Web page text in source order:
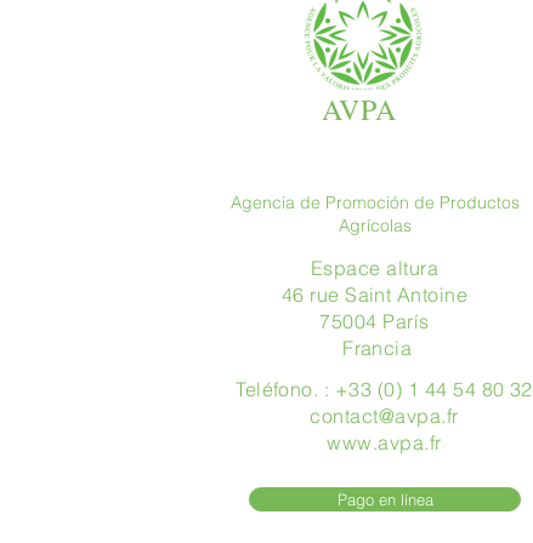
AVPA
Agencia de Promoción de Productos
Agrícolas
Espace altura
46 rue Saint Antoine
75004 París
​ Francia
Teléfono. : +33 (0) 1 44 54 80 32
contact@avpa.fr
www.avpa.fr
Pago en línea